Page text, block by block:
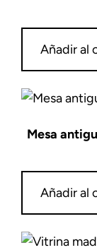
Añadir al
Mesa
Añadir al